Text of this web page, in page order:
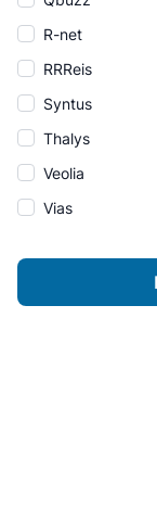
R-net
RRReis
Syntus
Thalys
Veolia
Vias